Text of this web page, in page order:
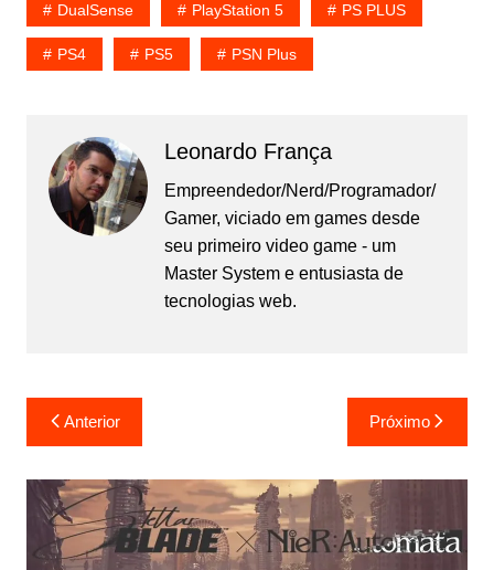
DualSense PlayStation 5 PS PLUS
PS4 PS5 PSN Plus
Leonardo França
Empreendedor/Nerd/Programador/
Gamer, viciado em games desde
seu primeiro video game - um
Master System e entusiasta de
tecnologias web.
Navegação
de
Post
Anterior Próximo